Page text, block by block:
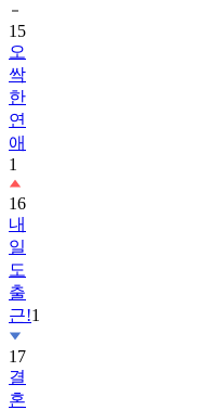
15
오
싹
한
연
애
1
16
내
일
도
출
근!1
17
결
혼